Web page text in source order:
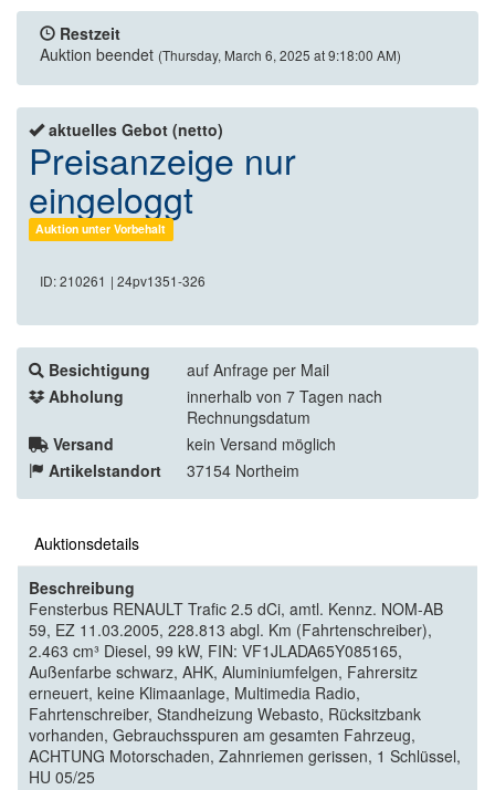
Restzeit
Auktion beendet (Thursday, March 6, 2025 at 9:18:00 AM)
aktuelles Gebot (netto)
Preisanzeige nur
eingeloggt
Auktion unter Vorbehalt
ID: 210261 | 24pv1351-326
Besichtigung
auf Anfrage per Mail
Abholung
innerhalb von 7 Tagen nach
Rechnungsdatum
Versand
kein Versand möglich
Artikelstandort
37154 Northeim
Auktionsdetails
Beschreibung
Fensterbus RENAULT Trafic 2.5 dCi, amtl. Kennz. NOM-AB
59, EZ 11.03.2005, 228.813 abgl. Km (Fahrtenschreiber),
2.463 cm³ Diesel, 99 kW, FIN: VF1JLADA65Y085165,
Außenfarbe schwarz, AHK, Aluminiumfelgen, Fahrersitz
erneuert, keine Klimaanlage, Multimedia Radio,
Fahrtenschreiber, Standheizung Webasto, Rücksitzbank
vorhanden, Gebrauchsspuren am gesamten Fahrzeug,
ACHTUNG Motorschaden, Zahnriemen gerissen, 1 Schlüssel,
HU 05/25